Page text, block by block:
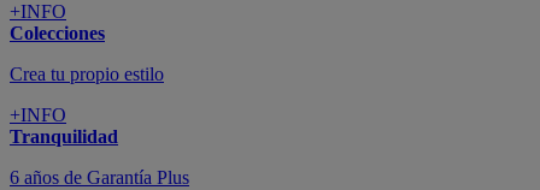
+INFO
Colecciones
Crea tu propio estilo
+INFO
Tranquilidad
6 años de Garantía Plus